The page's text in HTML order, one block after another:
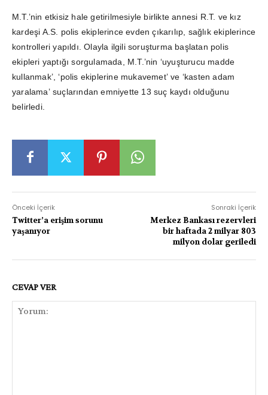
M.T.’nin etkisiz hale getirilmesiyle birlikte annesi R.T. ve kız
kardeşi A.S. polis ekiplerince evden çıkarılıp, sağlık ekiplerince
kontrolleri yapıldı. Olayla ilgili soruşturma başlatan polis
ekipleri yaptığı sorgulamada, M.T.’nin ‘uyuşturucu madde
kullanmak’, ‘polis ekiplerine mukavemet’ ve ‘kasten adam
yaralama’ suçlarından emniyette 13 suç kaydı olduğunu
belirledi.
Önceki İçerik
Twitter’a erişim sorunu
yaşanıyor
Sonraki İçerik
Merkez Bankası rezervleri
bir haftada 2 milyar 803
milyon dolar geriledi
CEVAP VER